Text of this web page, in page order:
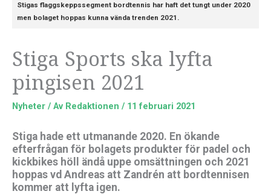
Stigas flaggskeppssegment bordtennis har haft det tungt under 2020
men bolaget hoppas kunna vända trenden 2021.
Stiga Sports ska lyfta
pingisen 2021
Nyheter / Av Redaktionen / 11 februari 2021
Stiga hade ett utmanande 2020. En ökande
efterfrågan för bolagets produkter för padel och
kickbikes höll ändå uppe omsättningen och 2021
hoppas vd Andreas att Zandrén att bordtennisen
kommer att lyfta igen.